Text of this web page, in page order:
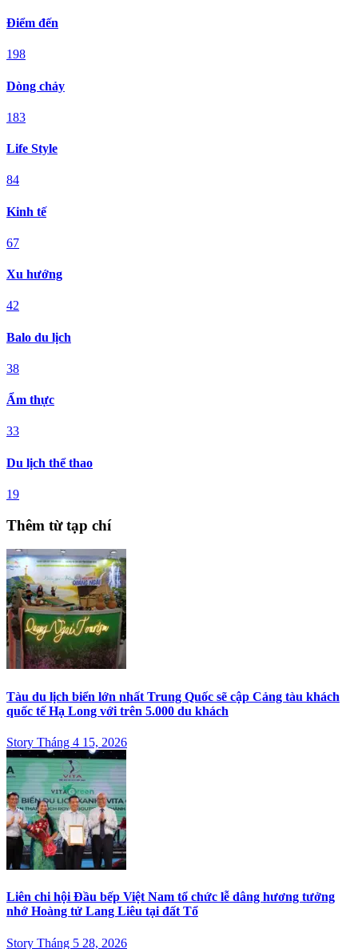
Điểm đến
198
Dòng chảy
183
Life Style
84
Kinh tế
67
Xu hướng
42
Balo du lịch
38
Ẩm thực
33
Du lịch thể thao
19
Thêm từ tạp chí
Tàu du lịch biển lớn nhất Trung Quốc sẽ cập Cảng tàu khách
quốc tế Hạ Long với trên 5.000 du khách
Story Tháng 4 15, 2026
Liên chi hội Đầu bếp Việt Nam tổ chức lễ dâng hương tưởng
nhớ Hoàng tử Lang Liêu tại đất Tổ
Story Tháng 5 28, 2026